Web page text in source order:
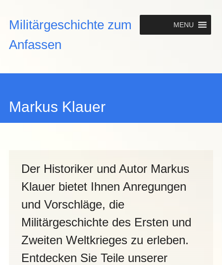
Militärgeschichte zum
Anfassen
Hauptmenü
MENU
Markus Klauer
Der Historiker und Autor Markus
Klauer bietet Ihnen Anregungen
und Vorschläge, die
Militärgeschichte des Ersten und
Zweiten Weltkrieges zu erleben.
Entdecken Sie Teile unserer